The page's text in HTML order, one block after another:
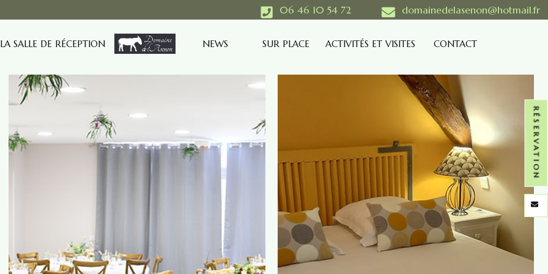
06 46 10 54 72 domainedelasenon@hotmail.fr
LA SALLE DE RÉCEPTION NEWS SUR PLACE ACTIVITÉS ET VISITES CONTACT
RÉSERVATION